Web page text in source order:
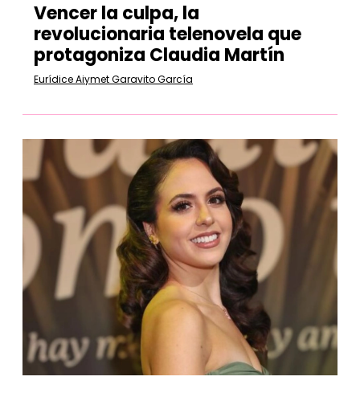
Vencer la culpa, la
revolucionaria telenovela que
protagoniza Claudia Martín
Eurídice Aiymet Garavito García